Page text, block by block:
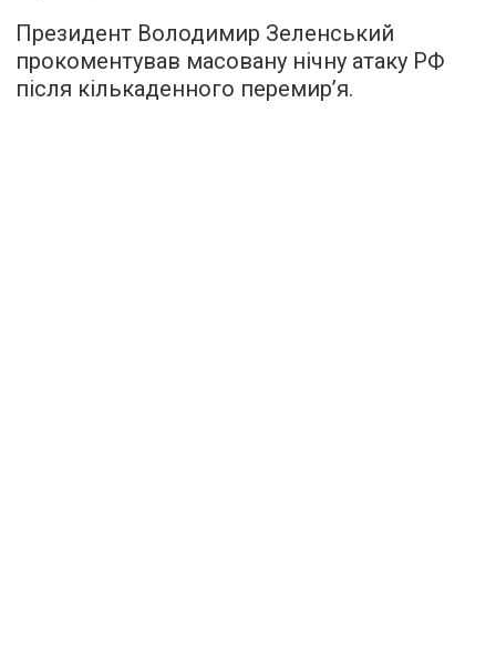
Президент Володимир Зеленський
прокоментував масовану нічну атаку РФ
після кількаденного перемир’я.